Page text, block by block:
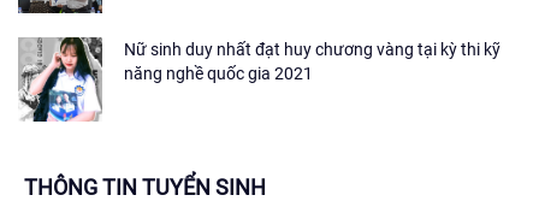
Nữ sinh duy nhất đạt huy chương vàng tại kỳ thi kỹ
năng nghề quốc gia 2021
THÔNG TIN TUYỂN SINH